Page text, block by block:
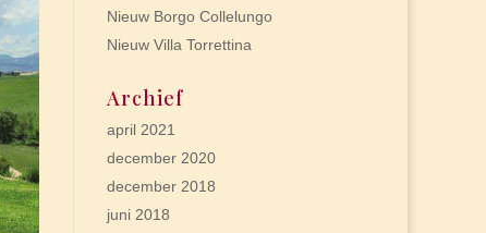
Nieuw Borgo Collelungo
Nieuw Villa Torrettina
Archief
april 2021
december 2020
december 2018
juni 2018